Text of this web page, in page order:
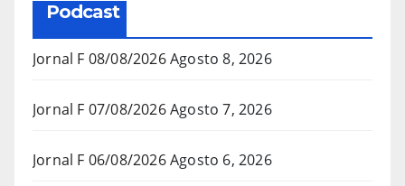
Podcast
Jornal F 08/08/2026Agosto 8, 2026
Jornal F 07/08/2026Agosto 7, 2026
Jornal F 06/08/2026Agosto 6, 2026